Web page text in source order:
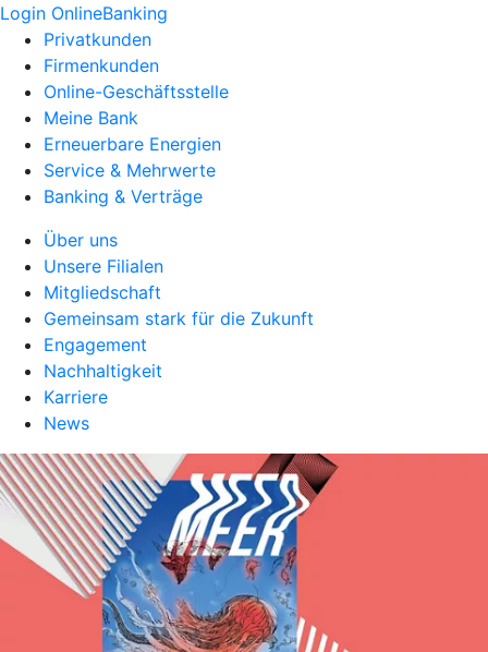
Login OnlineBanking
Privatkunden
Firmenkunden
Online-Geschäftsstelle
Meine Bank
Erneuerbare Energien
Service & Mehrwerte
Banking & Verträge
Über uns
Unsere Filialen
Mitgliedschaft
Gemeinsam stark für die Zukunft
Engagement
Nachhaltigkeit
Karriere
News